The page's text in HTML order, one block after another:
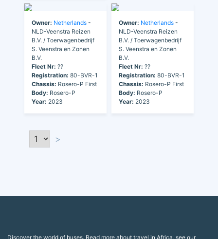
Owner: Netherlands -
NLD-Veenstra Reizen
B.V. / Toerwagenbedrijf
S. Veenstra en Zonen
B.V.
Fleet Nr: ??
Registration: 80-BVR-1
Chassis: Rosero-P First
Body: Rosero-P
Year: 2023
Owner: Netherlands -
NLD-Veenstra Reizen
B.V. / Toerwagenbedrijf
S. Veenstra en Zonen
B.V.
Fleet Nr: ??
Registration: 80-BVR-1
Chassis: Rosero-P First
Body: Rosero-P
Year: 2023
>
Discover the world of buses. Read more about travel in Africa, see our